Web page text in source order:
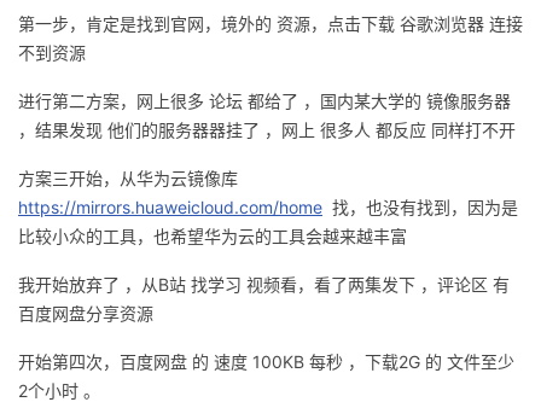
子
直
播
的
活
动
我
的
关
注
我
的
开
发
者
我
的
Programs
我
的
支
第一步，肯定是找到官网，境外的 资源，点击下载 谷歌浏览器 连接
不到资源
进行第二方案，网上很多 论坛 都给了 ，国内某大学的 镜像服务器
，结果发现 他们的服务器器挂了 ，网上 很多人 都反应 同样打不开
方案三开始，从华为云镜像库
https://mirrors.huaweicloud.com/home 找，也没有找到，因为是
比较小众的工具，也希望华为云的工具会越来越丰富
我开始放弃了 ，从B站 找学习 视频看，看了两集发下 ，评论区 有
百度网盘分享资源
开始第四次，百度网盘 的 速度 100KB 每秒 ，下载2G 的 文件至少
2个小时 。